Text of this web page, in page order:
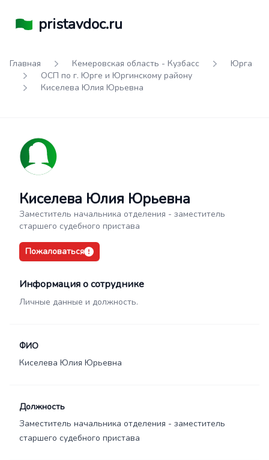
pristavdoc.ru
Главная Кемеровская область - Кузбасс
Юрга
ОСП по г. Юрге и Юргинскому району
Киселева Юлия Юрьевна
Киселева Юлия Юрьевна
Заместитель начальника отделения - заместитель
старшего судебного пристава
Пожаловаться
Информация о сотруднике
Личные данные и должность.
ФИО
Киселева Юлия Юрьевна
Должность
Заместитель начальника отделения - заместитель
старшего судебного пристава